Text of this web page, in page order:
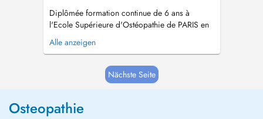
Diplômée formation continue de 6 ans à
l'Ecole Supérieure d'Ostéopathie de PARIS en
2011, après plus de 10 ans dans un cabinet
pluridisciplinaire à Thionville en France,
Luxembourg depuis début 2022 au sein du
centre mère enfant de kinésithérapie THE
Alle anzeigen
Nächste Seite
Osteopathie